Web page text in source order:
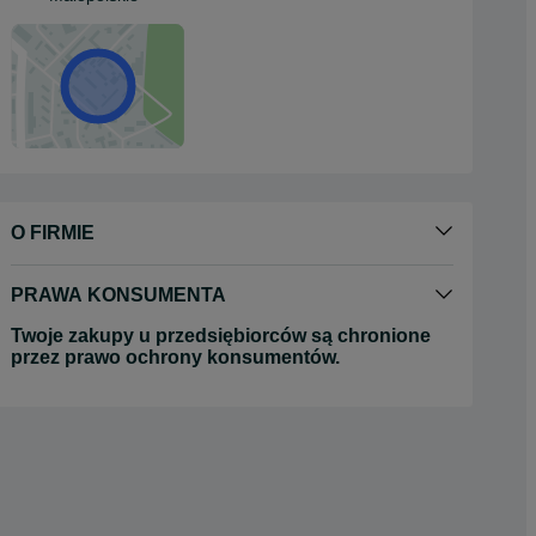
O FIRMIE
PRAWA KONSUMENTA
Twoje zakupy u przedsiębiorców są chronione
przez prawo ochrony konsumentów.